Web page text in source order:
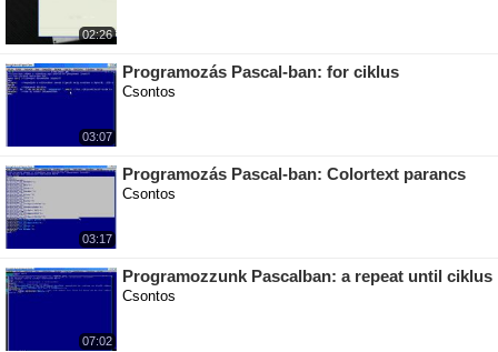
02:26
03:07
Programozás Pascal-ban: for ciklus
Csontos
03:17
Programozás Pascal-ban: Colortext parancs
Csontos
07:02
Programozzunk Pascalban: a repeat until ciklus
Csontos